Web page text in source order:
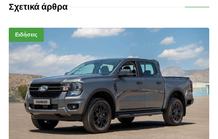
Σχετικά άρθρα
Ειδήσεις